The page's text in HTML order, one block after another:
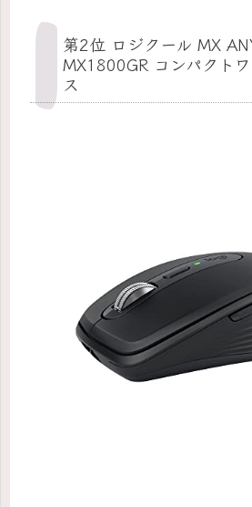
第2位 ロジクール MX
MX1800GR コンパクト
ス